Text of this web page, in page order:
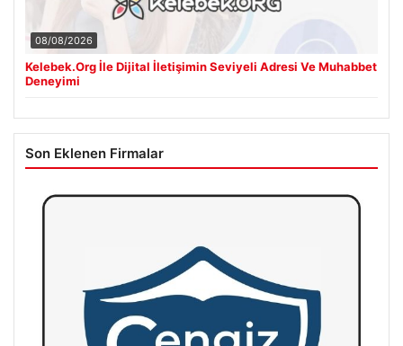
08/08/2026
Kelebek.Org İle Dijital İletişimin Seviyeli Adresi Ve Muhabbet
Deneyimi
Son Eklenen Firmalar